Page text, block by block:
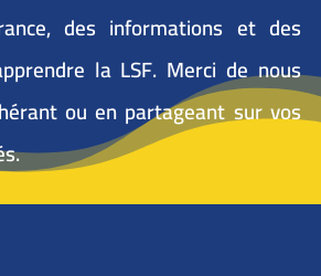
des informations et des
la LSF. Merci de nous
ou en partageant sur vos